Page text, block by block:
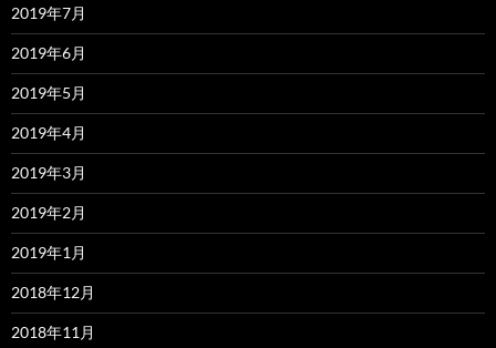
2019年7月
2019年6月
2019年5月
2019年4月
2019年3月
2019年2月
2019年1月
2018年12月
2018年11月